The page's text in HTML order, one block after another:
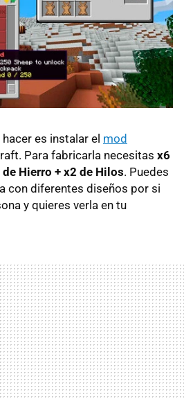
es instalar el mod
Para fabricarla necesitas x6
Hierro + x2 de Hilos. Puedes
con diferentes diseños por si
y quieres verla en tu